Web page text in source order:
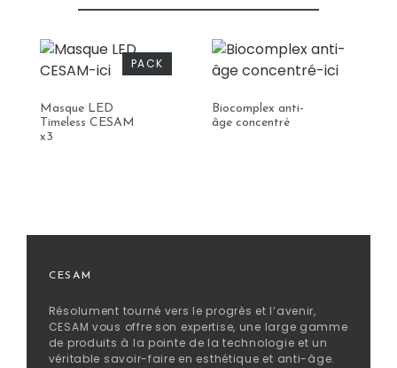
Masque LED
Timeless CESAM
x3
PACK
Biocomplex anti-
âge concentré
CESAM
Résolument tourné vers le progrès et l’avenir,
CESAM vous offre son expertise, une large gamme
de produits à la pointe de la technologie et un
véritable savoir-faire en esthétique et anti-âge.